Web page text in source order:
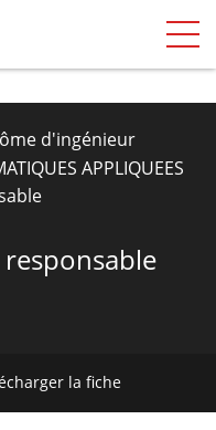
d'ingénieur
APPLIQUEES
la fiche